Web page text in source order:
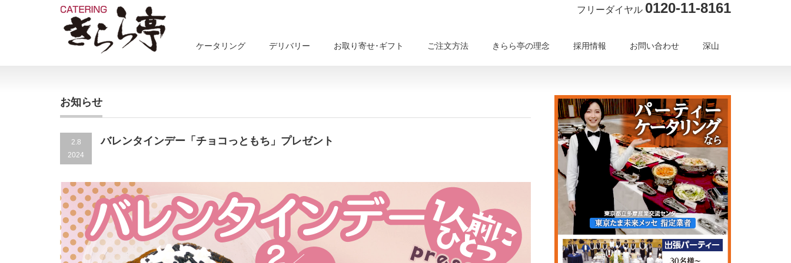
フリーダイヤル 0120-11-8161
ケータリング デリバリー お取り寄せ･ギフト ご注文方法 きらら亭の理念 採用情報 お問い合わせ 深山
お知らせ
2.8
2024
バレンタインデー「チョコっともち」プレゼント